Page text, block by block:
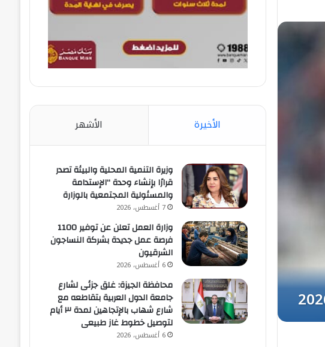
الأخيرة الأشهر
وزيرة التنمية المحلية والبيئة تصدر
قرارًا بإنشاء وحدة “الإستدامة
والمسئولية المجتمعية بالوزارة
7 أغسطس، 2026
وزارة العمل تعلن عن توفير 1100
فرصة عمل جديدة بشركة النساجون
الشرقيون
6 أغسطس، 2026
محافظة الجيزة: غلق جزئى لشارع
جامعة الدول العربية بتقاطعه مع
شارع شهاب بالإتجاهين لمدة ٣ أيام
لتوصيل خطوط غاز طبيعى
6 أغسطس، 2026